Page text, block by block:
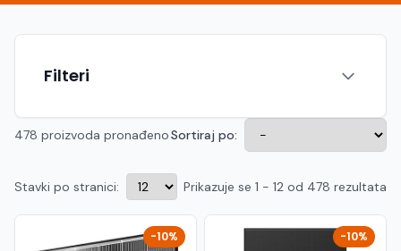
Hrvatski EN
Crnogorski
Filteri
478 proizvoda pronađenoSortiraj po:
Stavki po stranici: Prikazuje se 1 - 12 od 478 rezultata
-10% -10%